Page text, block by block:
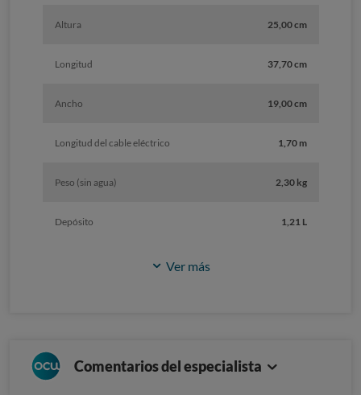
Altura 25,00 cm
Longitud 37,70 cm
Ancho 19,00 cm
Longitud del cable eléctrico 1,70 m
Peso (sin agua) 2,30 kg
Depósito 1,21 L
Ver más
Comentarios del especialista